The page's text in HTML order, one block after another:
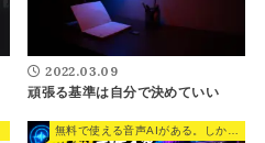
2022.03.09
頑張る基準は自分で決めていい
無料で使える音声AIがある。しかもずんだもんが喋ってくれる。